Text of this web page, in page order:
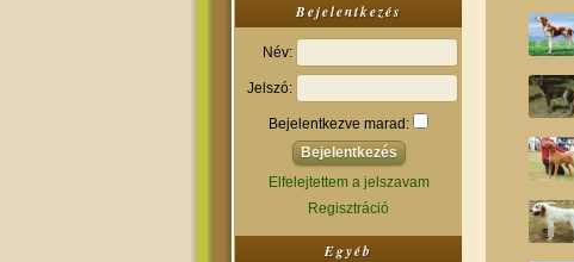
Bejelentkezés
Név:
Jelszó:
Bejelentkezve marad:
Elfelejtettem a jelszavam
Regisztráció
Egyéb